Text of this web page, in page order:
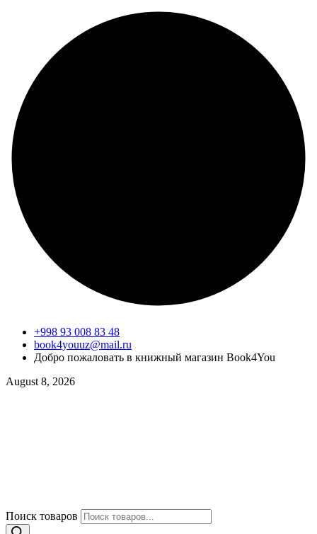
+998 93 008 83 48
book4youuz@mail.ru
Добро пожаловать в книжный магазин Book4You
August 8, 2026
Поиск товаров